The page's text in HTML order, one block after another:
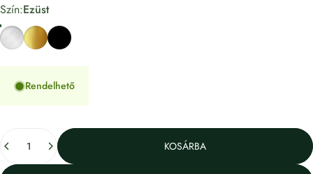
Szín
Szín:Ezüst
EzüstAranyFekete
Rendelhető
KOSÁRBA